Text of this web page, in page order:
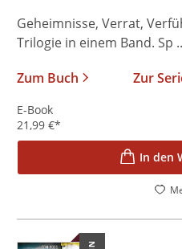
Geheimnisse, Verrat,
Trilogie in einem Band. Sp
Zum Buch
Zur
E-Book
21,99 €*
In den